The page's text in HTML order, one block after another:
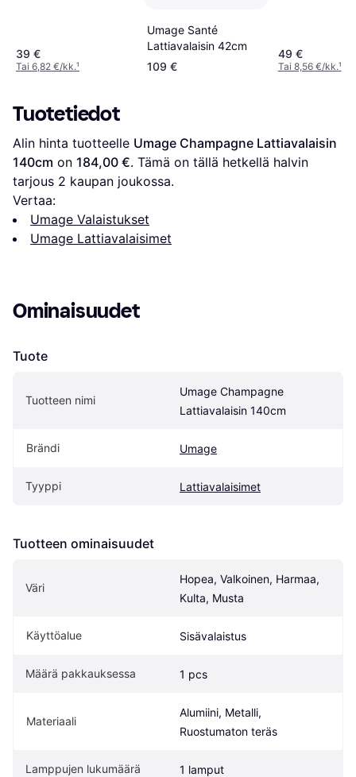
39 €
Tai 6,82 €/kk.¹
Umage Santé
Lattiavalaisin 42cm
109 €
49 €
Tai 8,56 €/kk.¹
Tuotetiedot
Alin hinta tuotteelle Umage Champagne Lattiavalaisin
140cm on 184,00 €. Tämä on tällä hetkellä halvin
tarjous 2 kaupan joukossa.
Vertaa:
Umage Valaistukset
Umage Lattiavalaisimet
Ominaisuudet
Tuote
Tuotteen nimi
Umage Champagne
Lattiavalaisin 140cm
Brändi Umage
Tyyppi Lattiavalaisimet
Tuotteen ominaisuudet
Väri
Hopea, Valkoinen, Harmaa,
Kulta, Musta
Käyttöalue Sisävalaistus
Määrä pakkauksessa 1 pcs
Materiaali
Alumiini, Metalli,
Ruostumaton teräs
Lamppujen lukumäärä 1 lamput